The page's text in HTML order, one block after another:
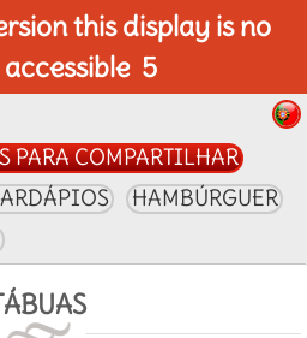
this display is no
5
PARA COMPARTILHAR
HAMBÚRGUER